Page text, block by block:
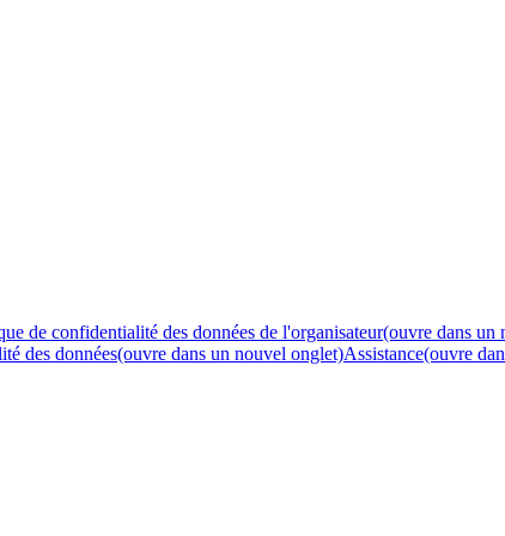
de confidentialité des données de l'organisateur(ouvre dans un
des données(ouvre dans un nouvel onglet)Assistance(ouvre